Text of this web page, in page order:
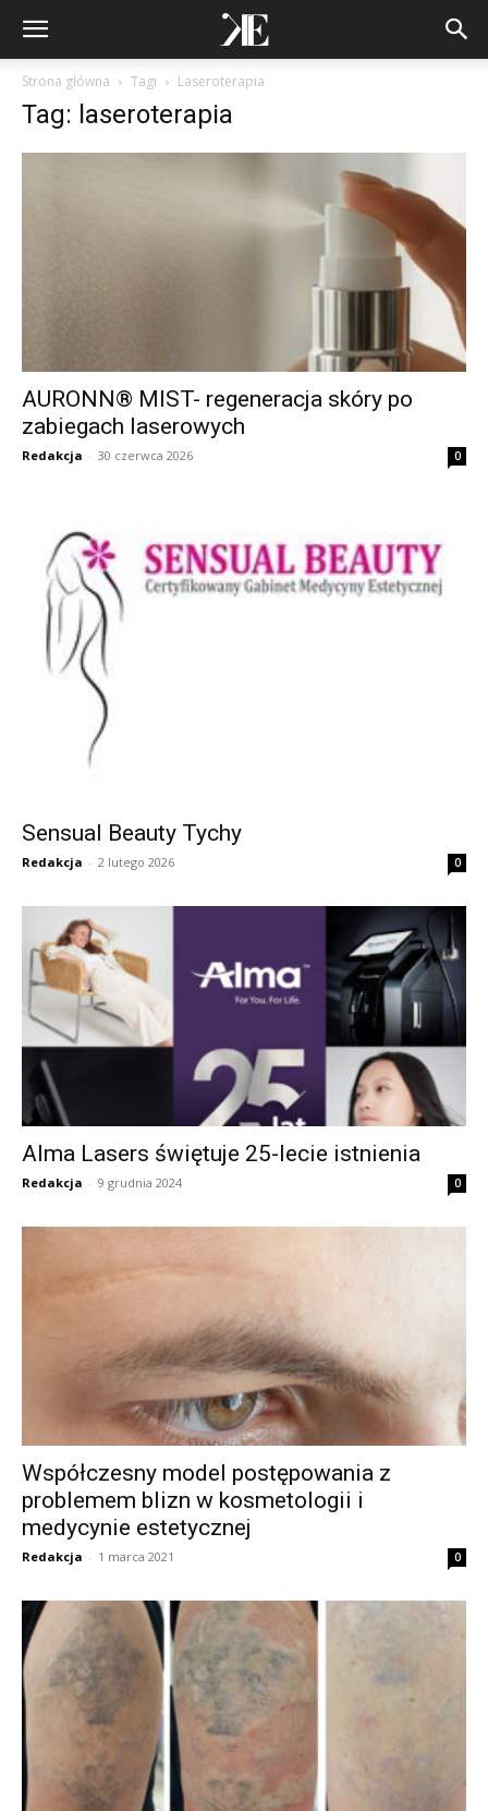
Strona główna Tagi Laseroterapia
Tag: laseroterapia
AURONN® MIST- regeneracja skóry po
zabiegach laserowych
Redakcja - 30 czerwca 2026 0
Sensual Beauty Tychy
Redakcja - 2 lutego 2026 0
Alma Lasers świętuje 25-lecie istnienia
Redakcja - 9 grudnia 2024 0
Współczesny model postępowania z
problemem blizn w kosmetologii i
medycynie estetycznej
Redakcja - 1 marca 2021 0